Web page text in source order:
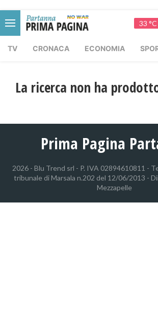
33 °C
TV CRONACA ECONOMIA
La ricerca non ha
Prima Pagina
2026 - Blu Trend srl - P. IVA 02894610811 -
tribunale di Marsala n.202 del 12/06/2013 -
Mezzapelle